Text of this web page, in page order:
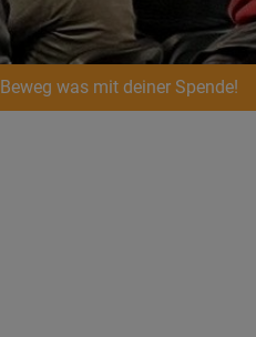
Beweg was mit deiner Spende!